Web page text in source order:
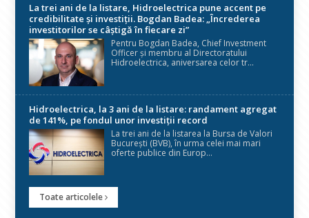
La trei ani de la listare, Hidroelectrica pune accent pe
credibilitate și investiții. Bogdan Badea: „Încrederea
investitorilor se câștigă în fiecare zi”
Pentru Bogdan Badea, Chief Investment
Officer și membru al Directoratului
Hidroelectrica, aniversarea celor tr...
Hidroelectrica, la 3 ani de la listare: randament agregat
de 141%, pe fondul unor investiții record
La trei ani de la listarea la Bursa de Valori
București (BVB), în urma celei mai mari
oferte publice din Europ...
Toate articolele